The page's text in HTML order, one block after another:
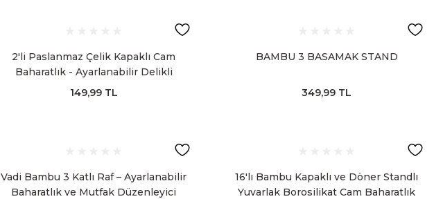
2'li Paslanmaz Çelik Kapaklı Cam
Baharatlık - Ayarlanabilir Delikli
Tuzluk ve Karabiberlik
149,99 TL
BAMBU 3 BASAMAK STAND
349,99 TL
Vadi Bambu 3 Katlı Raf – Ayarlanabilir
Baharatlık ve Mutfak Düzenleyici
16'lı Bambu Kapaklı ve Döner Standlı
Yuvarlak Borosilikat Cam Baharatlık